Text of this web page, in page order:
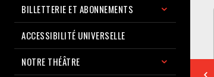
BILLETTERIE ET ABONNEMENTS
ACCESSIBILITÉ UNIVERSELLE
NOTRE THÉÂTRE